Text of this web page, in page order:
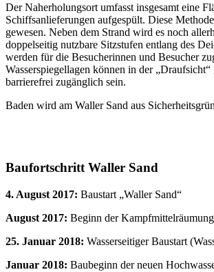
Der Naherholungsort umfasst insgesamt eine
Schiffsanlieferungen aufgespült. Diese
gewesen. Neben dem Strand wird es noch
doppelseitig nutzbare Sitzstufen entlang des
werden für die Besucherinnen und Besucher
Wasserspiegellagen können in der
barrierefrei zugänglich sein.
Baden wird am Waller Sand aus
Baufortschritt Waller Sand
4. August 2017: Baustart „Waller Sand“
August 2017: Beginn der
25. Januar 2018: Wasserseitiger Baustart
Januar 2018: Baubeginn der neuen